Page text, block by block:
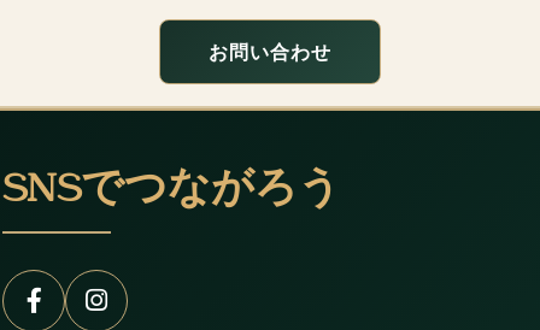
お問い合わせ
SNSでつながろう